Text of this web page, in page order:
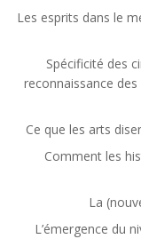
Les esprits dans le
Spécificité des
reconnaissance des
Ce que les arts
Comment les
La
L’émergence du